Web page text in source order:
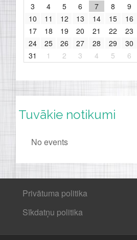
3
4 5 6 7 8
9
10
11 12 13 14 15
16
17
18 19 20 21 22
23
24
25 26 27 28 29
30
31
1 2 3 4 5 6
Tuvākie notikumi
No events
Privātuma politika
Sīkdatņu politika